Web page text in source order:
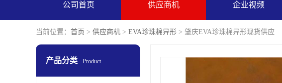
公司首页 供应商机 企业视频
当前位置： 首页 > 供应商机 > EVA珍珠棉异形 > 肇庆EVA珍珠棉异形现货供应
产品分类 Product